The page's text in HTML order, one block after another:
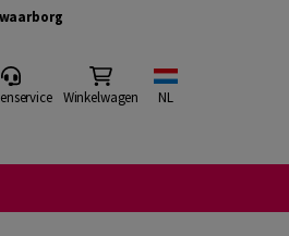
Winkelwagen NL